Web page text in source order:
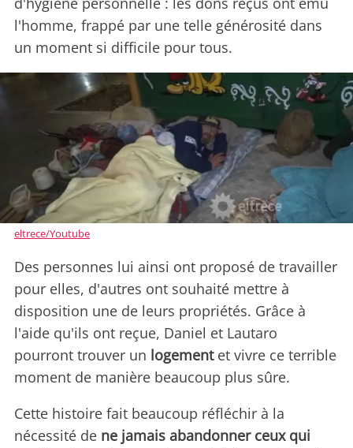
l'homme, frappé par une telle générosité dans
un moment si difficile pour tous.
eltrece/Youtube
Des personnes lui ainsi ont proposé de travailler
pour elles, d'autres ont souhaité mettre à
disposition une de leurs propriétés. Grâce à
l'aide qu'ils ont reçue, Daniel et Lautaro
pourront trouver un logementet vivre ce terrible
moment de manière beaucoup plus sûre.
Cette histoire fait beaucoup réfléchir à la
nécessité de ne jamais abandonner ceux qui